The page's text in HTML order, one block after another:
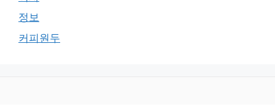
정보
커피원두